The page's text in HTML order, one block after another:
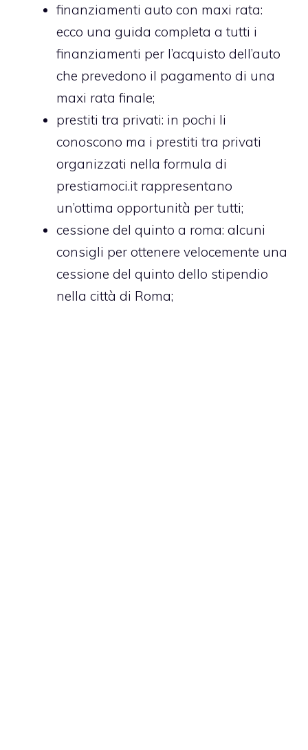
finanziamenti auto con maxi rata:
ecco una guida completa a tutti i
finanziamenti per l’acquisto dell’auto
che prevedono il pagamento di una
maxi rata finale;
prestiti tra privati: in pochi li
conoscono ma i prestiti tra privati
organizzati nella formula di
prestiamoci.it rappresentano
un’ottima opportunità per tutti;
cessione del quinto a roma: alcuni
consigli per ottenere velocemente una
cessione del quinto dello stipendio
nella città di Roma;